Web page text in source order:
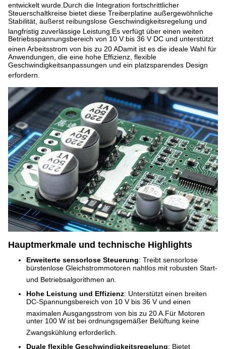
entwickelt wurde Durch die Integration fortschrittlicher
Steuerschaltkreise bietet diese Treiberplatine außergewöhnliche
Stabilität, äußerst reibungslose Geschwindigkeitsregelung und
langfristig zuverlässige Leistung Es verfügt über einen weiten
Betriebsspannungsbereich von 10 V bis 36 V DC und unterstützt
einen Arbeitsstrom von bis zu 20 ADamit ist es die ideale Wahl für
Anwendungen, die eine hohe Effizienz, flexible
Geschwindigkeitsanpassungen und ein platzsparendes Design
erfordern
Hauptmerkmale und technische Highlights
Erweiterte sensorlose Steuerung: Treibt sensorlose
bürstenlose Gleichstrommotoren nahtlos mit robusten Start-
und Betriebsalgorithmen an
Hohe Leistung und Effizienz: Unterstützt einen breiten
DC-Spannungsbereich von 10 V bis 36 V und einen
maximalen Ausgangsstrom von bis zu 20 A Für Motoren
unter 100 W ist bei ordnungsgemäßer Belüftung keine
Zwangskühlung erforderlich
Duale flexible Geschwindigkeitsregelung: Bietet